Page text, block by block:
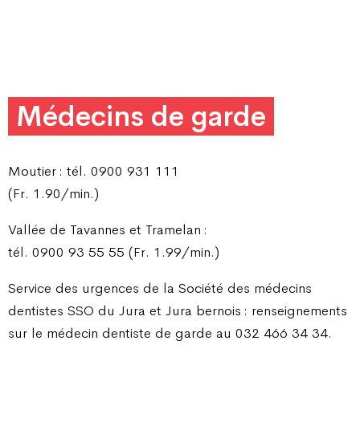
Médecins de garde
Moutier : tél. 0900 931 111
(Fr. 1.90/min.)
Vallée de Tavannes et Tramelan :
tél. 0900 93 55 55 (Fr. 1.99/min.)
Service des urgences de la Société des médecins
dentistes SSO du Jura et Jura bernois : renseignements
sur le médecin dentiste de garde au 032 466 34 34.